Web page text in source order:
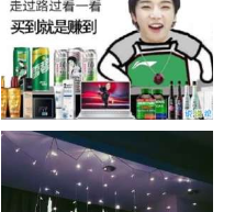
抖音摆地摊文案 摆地摊的搞笑
说说带图片